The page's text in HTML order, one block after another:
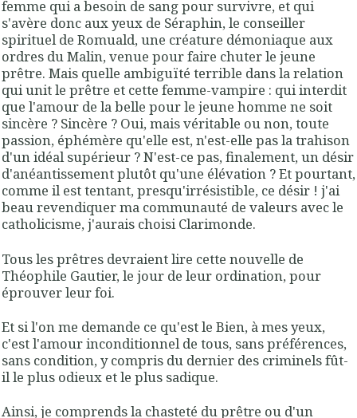
femme qui a besoin de sang pour survivre, et qui
s'avère donc aux yeux de Séraphin, le conseiller
spirituel de Romuald, une créature démoniaque aux
ordres du Malin, venue pour faire chuter le jeune
prêtre. Mais quelle ambiguïté terrible dans la relation
qui unit le prêtre et cette femme-vampire : qui interdit
que l'amour de la belle pour le jeune homme ne soit
sincère ? Sincère ? Oui, mais véritable ou non, toute
passion, éphémère qu'elle est, n'est-elle pas la trahison
d'un idéal supérieur ? N'est-ce pas, finalement, un désir
d'anéantissement plutôt qu'une élévation ? Et pourtant,
comme il est tentant, presqu'irrésistible, ce désir ! j'ai
beau revendiquer ma communauté de valeurs avec le
catholicisme, j'aurais choisi Clarimonde.
Tous les prêtres devraient lire cette nouvelle de
Théophile Gautier, le jour de leur ordination, pour
éprouver leur foi.
Et si l'on me demande ce qu'est le Bien, à mes yeux,
c'est l'amour inconditionnel de tous, sans préférences,
sans condition, y compris du dernier des criminels fût-
il le plus odieux et le plus sadique.
Ainsi, je comprends la chasteté du prêtre ou d'un